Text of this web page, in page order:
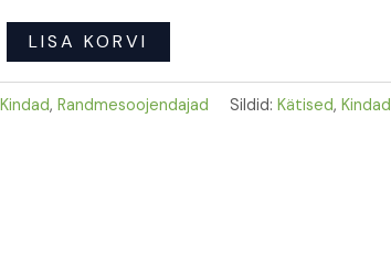
LISA KORVI
Kindad,Randmesoojendajad Sildid:Kätised,Kindad